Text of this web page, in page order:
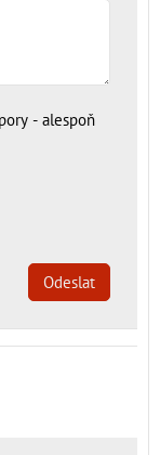
- alespoň
Odeslat